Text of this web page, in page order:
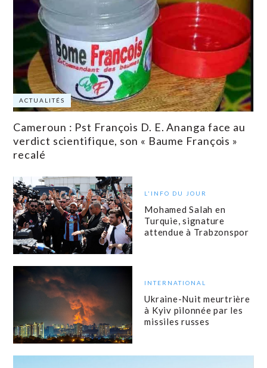
ACTUALITÉS
Cameroun : Pst François D. E. Ananga face au
verdict scientifique, son « Baume François »
recalé
L'INFO DU JOUR
Mohamed Salah en
Turquie, signature
attendue à Trabzonspor
INTERNATIONAL
Ukraine-Nuit meurtrière
à Kyiv pilonnée par les
missiles russes